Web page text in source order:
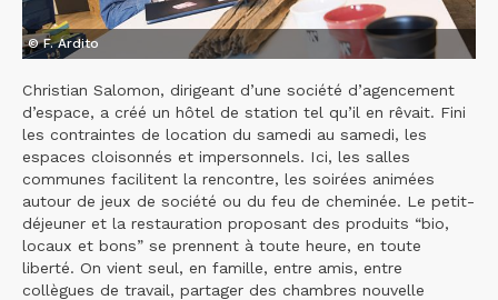
© F. Ardito
Christian Salomon, dirigeant d’une société d’agencement
d’espace, a créé un hôtel de station tel qu’il en rêvait. Fini
les contraintes de location du samedi au samedi, les
espaces cloisonnés et impersonnels. Ici, les salles
communes facilitent la rencontre, les soirées animées
autour de jeux de société ou du feu de cheminée. Le petit-
déjeuner et la restauration proposant des produits “bio,
locaux et bons” se prennent à toute heure, en toute
liberté. On vient seul, en famille, entre amis, entre
collègues de travail, partager des chambres nouvelle